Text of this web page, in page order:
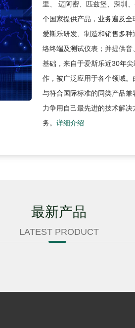
里、 迈阿密、匹兹堡、深圳
个国家提供产品，业务遍及全
爱斯乐研发、制造和销售多
络终端及测试仪表；并提供
基础，来自于爱斯乐近30年
作，被广泛应用于各个领域
与符合国际标准的同类产品
力争用自己最先进的技术解
务。 详细介绍
最新产品
LATEST PRODUCT